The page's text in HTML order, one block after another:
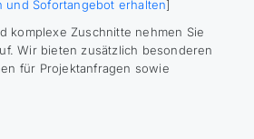
und Sofortangebot erhalten]
komplexe Zuschnitte nehmen Sie
Wir bieten zusätzlich besonderen
für Projektanfragen sowie